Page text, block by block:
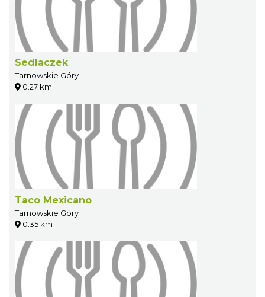
Sedlaczek
Tarnowskie Góry
0.27 km
Taco Mexicano
Tarnowskie Góry
0.35 km